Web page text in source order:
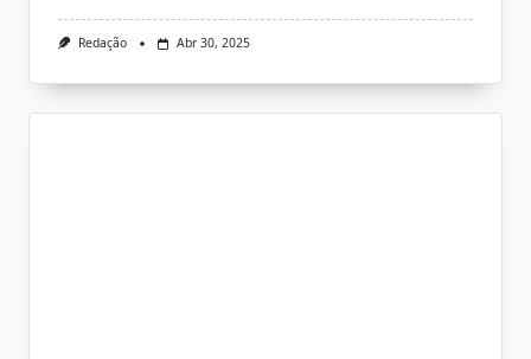
Redação Abr 30, 2025